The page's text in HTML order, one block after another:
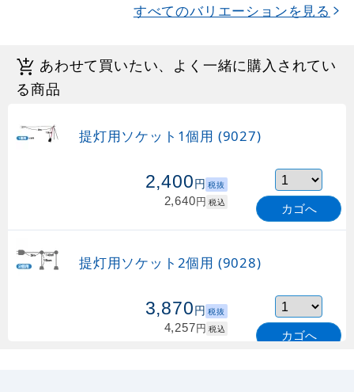
すべてのバリエーションを見る
あわせて買いたい、よく一緒に購入されてい
る商品
提灯用ソケット1個用 (9027)
2,400円 税抜
2,640円 税込 カゴへ
提灯用ソケット2個用 (9028)
3,870円 税抜
4,257円 税込 カゴへ